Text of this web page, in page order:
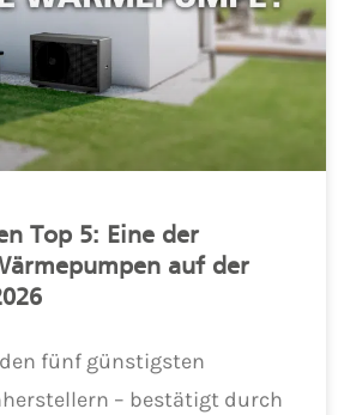
Top 5: Eine der
auf der
fünf günstigsten
– bestätigt durch